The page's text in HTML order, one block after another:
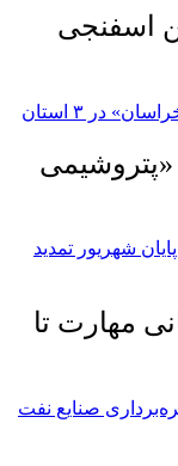
اسفنجی
«پتروشیمی
مهارت تا